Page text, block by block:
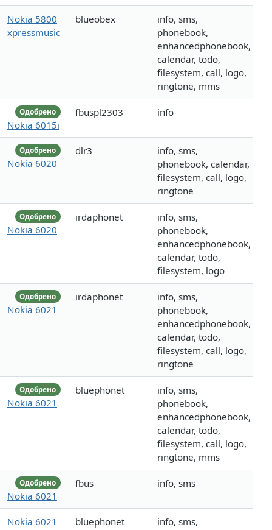
Nokia 5800
xpressmusic
blueobex
info, sms,
phonebook,
enhancedphonebook,
calendar, todo,
filesystem, call, logo,
ringtone, mms
Одобрено
Nokia 6015i
fbuspl2303 info
Одобрено
Nokia 6020
dlr3
info, sms,
phonebook, calendar,
filesystem, call, logo,
ringtone
Одобрено
Nokia 6020
irdaphonet
info, sms,
phonebook,
enhancedphonebook,
calendar, todo,
filesystem, logo
Одобрено
Nokia 6021
irdaphonet
info, sms,
phonebook,
enhancedphonebook,
calendar, todo,
filesystem, call, logo,
ringtone
Одобрено
Nokia 6021
bluephonet
info, sms,
phonebook,
enhancedphonebook,
calendar, todo,
filesystem, call, logo,
ringtone, mms
Одобрено
Nokia 6021
fbus info, sms
Nokia 6021 bluephonet
info, sms,